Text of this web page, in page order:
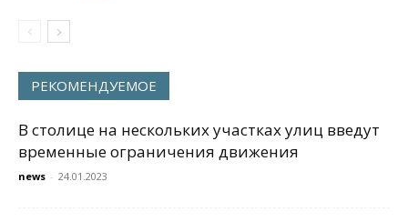
РЕКОМЕНДУЕМОЕ
В столице на нескольких участках улиц введут
временные ограничения движения
news - 24.01.2023